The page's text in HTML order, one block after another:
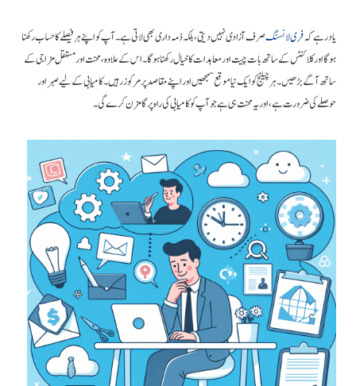
یاد رہے کہفری لانسنگصرف آزادی نہیں دیتی، بلکہ ذمہ داری بھی لاتی ہے۔ آپ کو اپنے ہر فیصلے کا حساب رکھنا
ہوگا اور کلائنٹس کے ساتھ بات چیت اور معاہدات کا خیال رکھنا ہوگا۔ اس کے علاوہ، محنت اور مستقل مزاجی کے
ساتھ آگے بڑھیں۔ ہر چیلنج کو ایک نیا موقع سمجھیں اور اپنے مقاصد پر مرکوز رہیں۔ کامیابی کے لیے صبر اور
حوصلے کی ضرورت ہے، اور یہ محنت ہی ہے جو آپ کو کامیابی کی راہ پر گامزن کرے گی۔